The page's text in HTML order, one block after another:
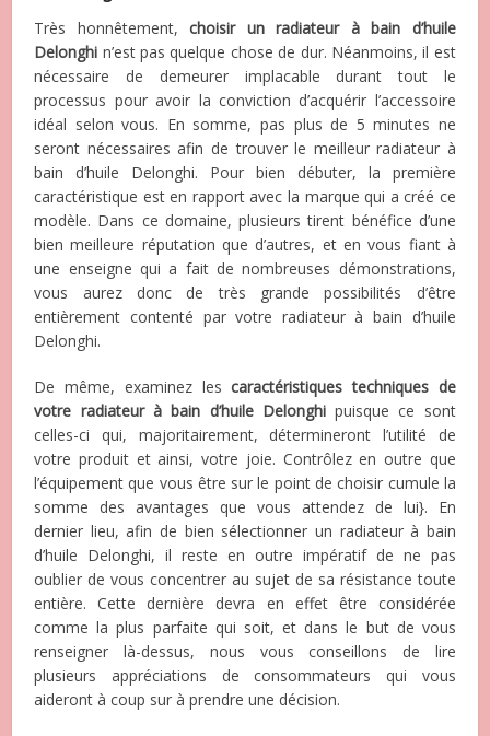
Très honnêtement,choisir un radiateur à bain d’huile
Delonghi n’est pas quelque chose de dur. Néanmoins, il est
nécessaire de demeurer implacable durant tout le
processus pour avoir la conviction d’acquérir l’accessoire
idéal selon vous. En somme, pas plus de 5 minutes ne
seront nécessaires afin de trouver le meilleur radiateur à
bain d’huile Delonghi. Pour bien débuter, la première
caractéristique est en rapport avec la marque qui a créé ce
modèle. Dans ce domaine, plusieurs tirent bénéfice d’une
bien meilleure réputation que d’autres, et en vous fiant à
une enseigne qui a fait de nombreuses démonstrations,
vous aurez donc de très grande possibilités d’être
entièrement contenté par votre radiateur à bain d’huile
Delonghi.
De même, examinez lescaractéristiques techniques de
votre radiateur à bain d’huile Delonghipuisque ce sont
celles-ci qui, majoritairement, détermineront l’utilité de
votre produit et ainsi, votre joie. Contrôlez en outre que
l’équipement que vous être sur le point de choisir cumule la
somme des avantages que vous attendez de lui}. En
dernier lieu, afin de bien sélectionner un radiateur à bain
d’huile Delonghi, il reste en outre impératif de ne pas
oublier de vous concentrer au sujet de sa résistance toute
entière. Cette dernière devra en effet être considérée
comme la plus parfaite qui soit, et dans le but de vous
renseigner là-dessus, nous vous conseillons de lire
plusieurs appréciations de consommateurs qui vous
aideront à coup sur à prendre une décision.